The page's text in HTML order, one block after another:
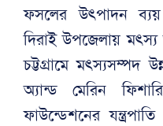
ফসলের উৎপাদন
দিরাই উপজেলায় মৎস্য
চট্টগ্রামে মৎস্যসম্পদ
অ্যান্ড মেরিন
ফাউন্ডেশনের